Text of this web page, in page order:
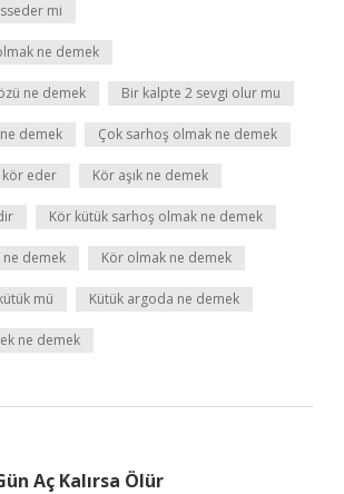
mi
ne demek
ne demek Bir kalpte 2 sevgi olur mu
demek Çok sarhoş olmak ne demek
kör eder Kör aşık ne demek
Kör kütük sarhoş olmak ne demek
ne demek Kör olmak ne demek
mü Kütük argoda ne demek
ne demek
Aç Kalırsa Ölür